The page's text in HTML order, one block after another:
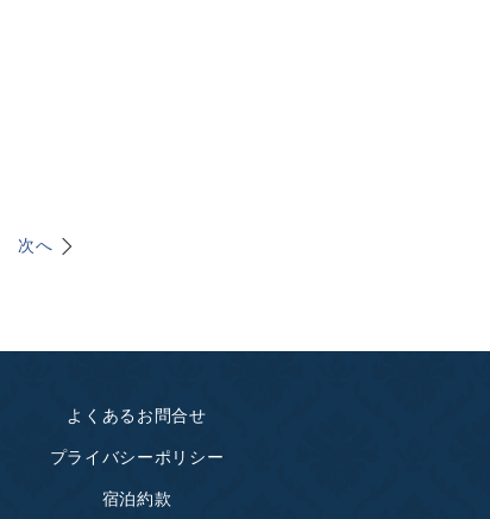
次へ
よくあるお問合せ
プライバシーポリシー
宿泊約款